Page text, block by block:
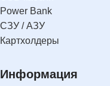
Power Bank
СЗУ / АЗУ
Картхолдеры
Информация